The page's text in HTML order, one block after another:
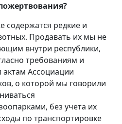
содержатся редкие и
Продавать их мы не
внутри республики,
требованиям и
Ассоциации
о которой мы говорили
без учета их
по транспортировке